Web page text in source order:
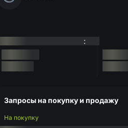
:
Запросы на покупку и продажу
На покупку